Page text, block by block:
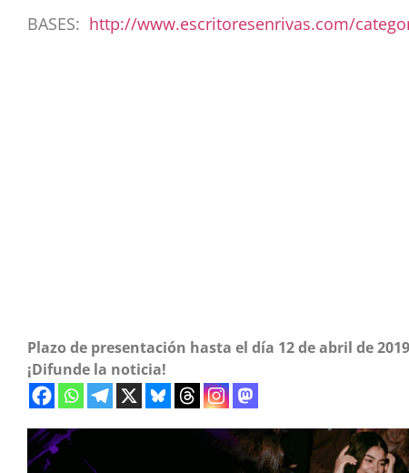
BASES: http://www.escritoresenrivas.com/
Plazo de presentación hasta el día 12 de abril de
¡Difunde la noticia!